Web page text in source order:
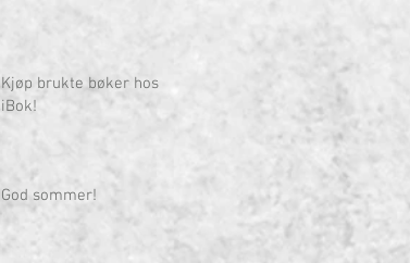
Kjøp brukte bøker hos
iBok!
God sommer!